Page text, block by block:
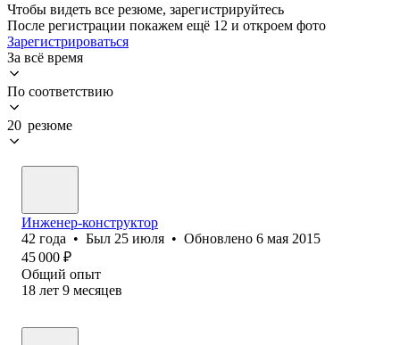
Чтобы видеть все резюме, зарегистрируйтесь
После регистрации покажем ещё 12 и откроем фото
Зарегистрироваться
За всё время
По соответствию
20 резюме
Инженер-конструктор
42 года • Был 25 июля • Обновлено 6 мая 2015
45 000 ₽
Общий опыт
18 лет 9 месяцев